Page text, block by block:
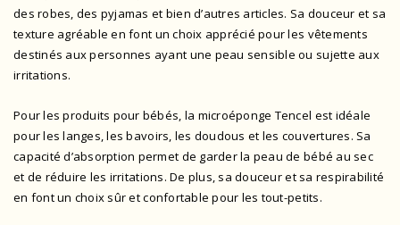
des robes, des pyjamas et bien d’autres articles. Sa douceur et sa
texture agréable en font un choix apprécié pour les vêtements
destinés aux personnes ayant une peau sensible ou sujette aux
irritations.
Pour les produits pour bébés, la microéponge Tencel est idéale
pour les langes, les bavoirs, les doudous et les couvertures. Sa
capacité d’absorption permet de garder la peau de bébé au sec
et de réduire les irritations. De plus, sa douceur et sa respirabilité
en font un choix sûr et confortable pour les tout-petits.